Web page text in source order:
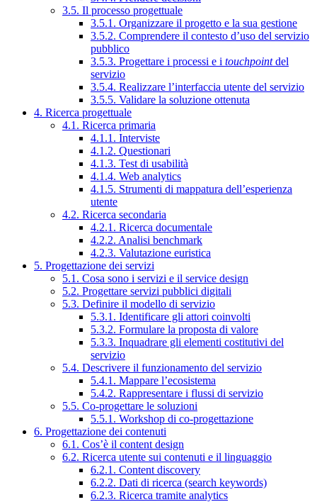
3.5. Il processo progettuale
3.5.1. Organizzare il progetto e la sua gestione
3.5.2. Comprendere il contesto d’uso del servizio
pubblico
3.5.3. Progettare i processi e i touchpointdel
servizio
3.5.4. Realizzare l’interfaccia utente del servizio
3.5.5. Validare la soluzione ottenuta
4. Ricerca progettuale
4.1. Ricerca primaria
4.1.1. Interviste
4.1.2. Questionari
4.1.3. Test di usabilità
4.1.4. Web analytics
4.1.5. Strumenti di mappatura dell’esperienza
utente
4.2. Ricerca secondaria
4.2.1. Ricerca documentale
4.2.2. Analisi benchmark
4.2.3. Valutazione euristica
5. Progettazione dei servizi
5.1. Cosa sono i servizi e il service design
5.2. Progettare servizi pubblici digitali
5.3. Definire il modello di servizio
5.3.1. Identificare gli attori coinvolti
5.3.2. Formulare la proposta di valore
5.3.3. Inquadrare gli elementi costitutivi del
servizio
5.4. Descrivere il funzionamento del servizio
5.4.1. Mappare l’ecosistema
5.4.2. Rappresentare i flussi di servizio
5.5. Co-progettare le soluzioni
5.5.1. Workshop di co-progettazione
6. Progettazione dei contenuti
6.1. Cos’è il content design
6.2. Ricerca utente sui contenuti e il linguaggio
6.2.1. Content discovery
6.2.2. Dati di ricerca (search keywords)
6.2.3. Ricerca tramite analytics